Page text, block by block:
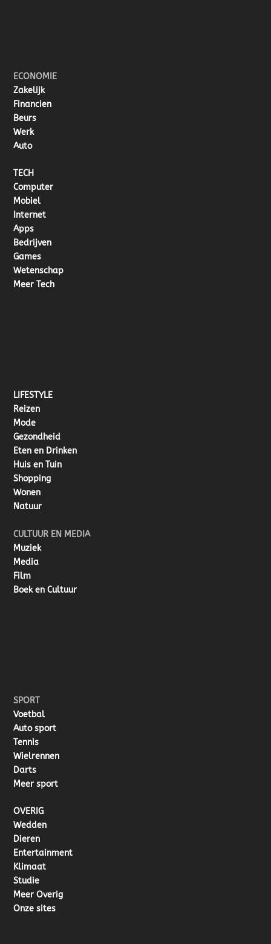
ECONOMIE
Zakelijk
Financien
Beurs
Werk
Auto
TECH
Computer
Mobiel
Internet
Apps
Bedrijven
Games
Wetenschap
Meer Tech
LIFESTYLE
Reizen
Mode
Gezondheid
Eten en Drinken
Huis en Tuin
Shopping
Wonen
Natuur
CULTUUR EN MEDIA
Muziek
Media
Film
Boek en Cultuur
SPORT
Voetbal
Auto sport
Tennis
Wielrennen
Darts
Meer sport
OVERIG
Wedden
Dieren
Entertainment
Klimaat
Studie
Meer Overig
Onze sites